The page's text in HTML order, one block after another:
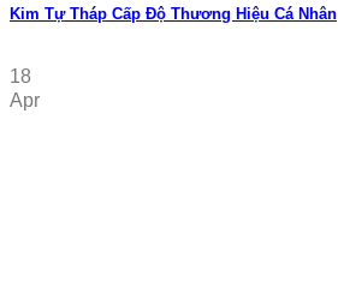
Kim Tự Tháp Cấp Độ Thương Hiệu Cá Nhân
18
Apr